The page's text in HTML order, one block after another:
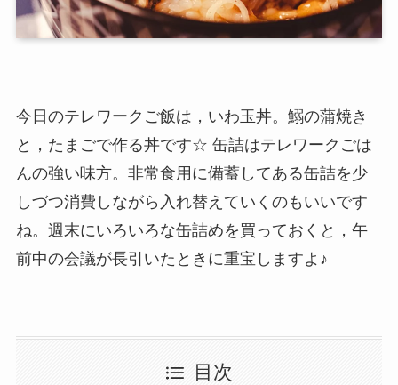
今日のテレワークご飯は，いわ玉丼。鰯の蒲焼き
と，たまごで作る丼です☆ 缶詰はテレワークごは
んの強い味方。非常食用に備蓄してある缶詰を少
しづつ消費しながら入れ替えていくのもいいです
ね。週末にいろいろな缶詰めを買っておくと，午
前中の会議が長引いたときに重宝しますよ♪
目次